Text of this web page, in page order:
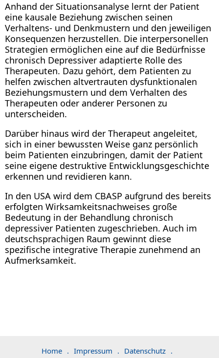
Anhand der Situationsanalyse lernt der Patient
eine kausale Beziehung zwischen seinen
Verhaltens- und Denkmustern und den jeweiligen
Konsequenzen herzustellen. Die interpersonellen
Strategien ermöglichen eine auf die Bedürfnisse
chronisch Depressiver adaptierte Rolle des
Therapeuten. Dazu gehört, dem Patienten zu
helfen zwischen altvertrauten dysfunktionalen
Beziehungsmustern und dem Verhalten des
Therapeuten oder anderer Personen zu
unterscheiden.
Darüber hinaus wird der Therapeut angeleitet,
sich in einer bewussten Weise ganz persönlich
beim Patienten einzubringen, damit der Patient
seine eigene destruktive Entwicklungsgeschichte
erkennen und revidieren kann.
In den USA wird dem CBASP aufgrund des bereits
erfolgten Wirksamkeitsnachweises große
Bedeutung in der Behandlung chronisch
depressiver Patienten zugeschrieben. Auch im
deutschsprachigen Raum gewinnt diese
spezifische integrative Therapie zunehmend an
Aufmerksamkeit.
Home . Impressum . Datenschutz .